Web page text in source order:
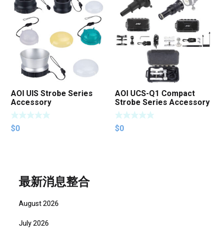
AOI UIS Strobe Series
Accessory
$0
AOI UCS-Q1 Compact
Strobe Series Accessory
$0
最新消息整合
August 2026
July 2026